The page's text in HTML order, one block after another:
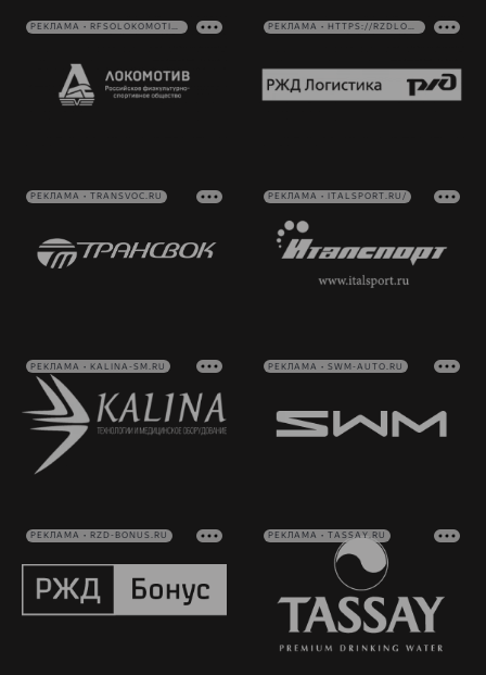
РЕКЛАМА • RFSOLOKOMOTIV.RU РЕКЛАМА • HTTPS://RZDLOG.RU/
РЕКЛАМА • TRANSVOC.RU РЕКЛАМА • ITALSPORT.RU/
РЕКЛАМА • KALINA-SM.RU РЕКЛАМА • SWM-AUTO.RU
РЕКЛАМА • RZD-BONUS.RU РЕКЛАМА • TASSAY.RU